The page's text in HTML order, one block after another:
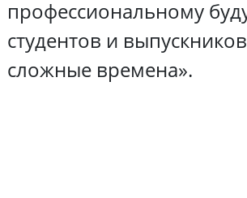
профессиональному
студентов и
сложные времена».